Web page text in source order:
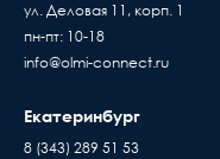
ул. Деловая 11, корп. 1
пн-пт: 10-18
info@olmi-connect.ru
Екатеринбург
8 (343) 289 51 53